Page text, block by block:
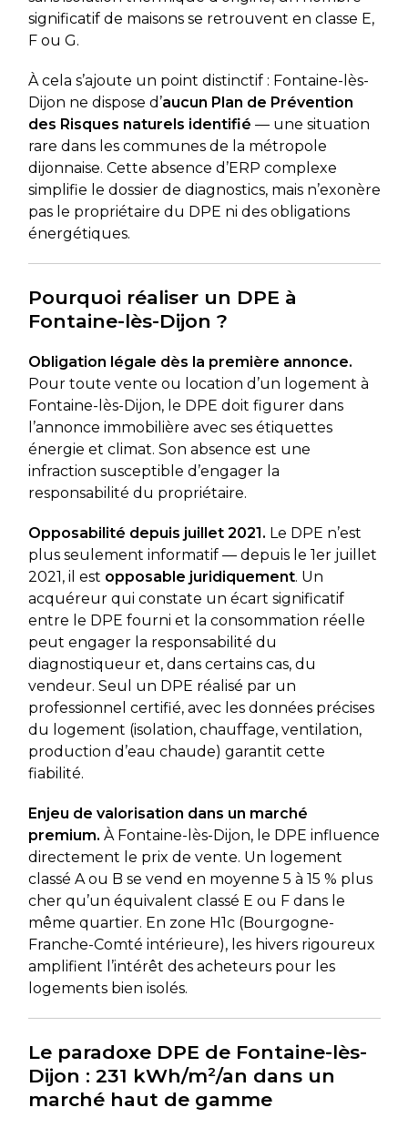
significatif de maisons se retrouvent en classe E,
F ou G.
À cela s’ajoute un point distinctif : Fontaine-lès-
Dijon ne dispose d’aucun Plan de Prévention
des Risques naturels identifié — une situation
rare dans les communes de la métropole
dijonnaise. Cette absence d’ERP complexe
simplifie le dossier de diagnostics, mais n’exonère
pas le propriétaire du DPE ni des obligations
énergétiques.
Pourquoi réaliser un DPE à
Fontaine-lès-Dijon ?
Obligation légale dès la première annonce.
Pour toute vente ou location d’un logement à
Fontaine-lès-Dijon, le DPE doit figurer dans
l’annonce immobilière avec ses étiquettes
énergie et climat. Son absence est une
infraction susceptible d’engager la
responsabilité du propriétaire.
Opposabilité depuis juillet 2021. Le DPE n’est
plus seulement informatif — depuis le 1er juillet
2021, il est opposable juridiquement. Un
acquéreur qui constate un écart significatif
entre le DPE fourni et la consommation réelle
peut engager la responsabilité du
diagnostiqueur et, dans certains cas, du
vendeur. Seul un DPE réalisé par un
professionnel certifié, avec les données précises
du logement (isolation, chauffage, ventilation,
production d’eau chaude) garantit cette
fiabilité.
Enjeu de valorisation dans un marché
premium. À Fontaine-lès-Dijon, le DPE influence
directement le prix de vente. Un logement
classé A ou B se vend en moyenne 5 à 15 % plus
cher qu’un équivalent classé E ou F dans le
même quartier. En zone H1c (Bourgogne-
Franche-Comté intérieure), les hivers rigoureux
amplifient l’intérêt des acheteurs pour les
logements bien isolés.
Le paradoxe DPE de Fontaine-lès-
Dijon : 231 kWh/m²/an dans un
marché haut de gamme